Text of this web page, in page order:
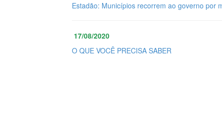
Estadão: Municípios recorrem ao governo por
17/08/2020
O QUE VOCÊ PRECISA SABER